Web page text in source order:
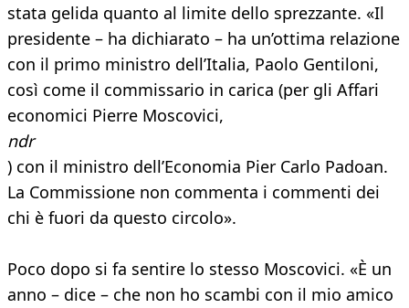
stata gelida quanto al limite dello sprezzante. «Il
presidente – ha dichiarato – ha un’ottima relazione
con il primo ministro dell’Italia, Paolo Gentiloni,
così come il commissario in carica (per gli Affari
economici Pierre Moscovici,
ndr
) con il ministro dell’Economia Pier Carlo Padoan.
La Commissione non commenta i commenti dei
chi è fuori da questo circolo».
Poco dopo si fa sentire lo stesso Moscovici. «È un
anno – dice – che non ho scambi con il mio amico